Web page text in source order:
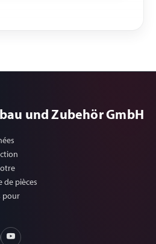
und Zubehör GmbH
de pièces
pour